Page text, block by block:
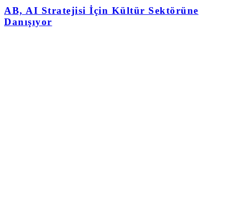
AB, AI Stratejisi İçin Kültür Sektörüne
Danışıyor